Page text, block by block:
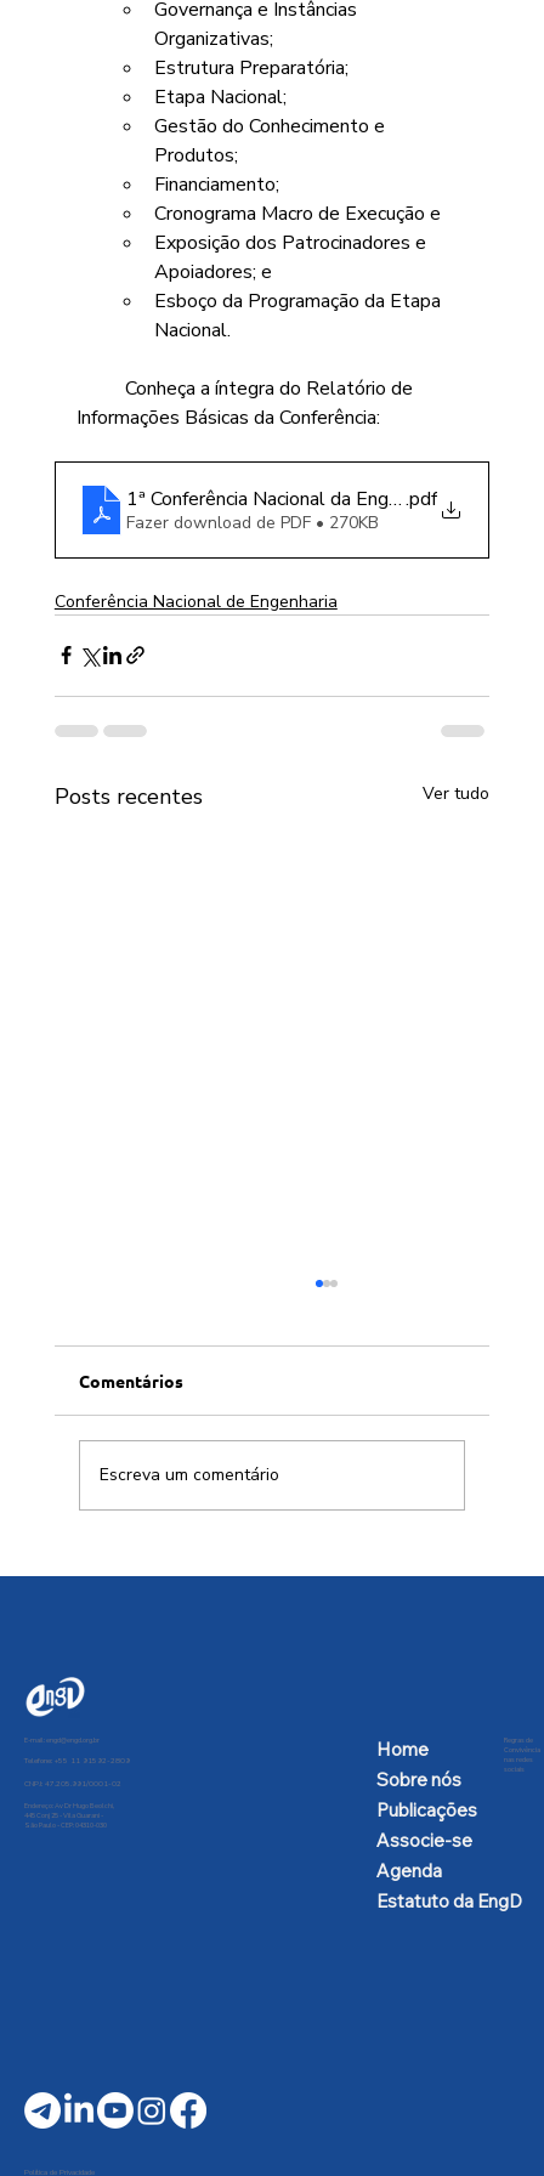
Governança e Instâncias
Organizativas;
Estrutura Preparatória;
Etapa Nacional;
Gestão do Conhecimento e
Produtos;
Financiamento;
Cronograma Macro de Execução e
Exposição dos Patrocinadores e
Apoiadores; e
Esboço da Programação da Etapa
Nacional.
Informações Básicas da Conferência:
1ª Conferência Nacional da .pdf
Fazer download de PDF • 270KB
Conferência Nacional de Engenharia
Posts recentes Ver tudo
Comentários
Escreva um comentário
E-mail:engd@engd.org.br
Telefone: +55 11 91592-2809
CNPJ: 47.205.991/0001-02
Endereço: Av Dr Hugo Beolchi,
445 Conj 25 - Vila Guarani -
São Paulo - CEP: 04310-030
Home
Sobre nós
Publicações
Associe-se
Agenda
Estatuto da EngD
Regras de
Convivência
nas redes
sociais
Política de Privacidade